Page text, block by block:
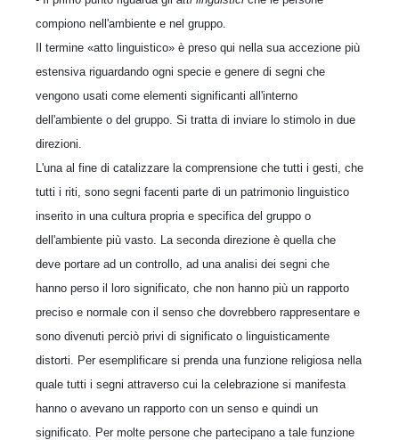
compiono nell'ambiente e nel gruppo.
Il termine «atto linguistico» è preso qui nella sua accezione più
estensiva riguardando ogni specie e genere di segni che
vengono usati come elementi significanti all'interno
dell'ambiente o del gruppo. Si tratta di inviare lo stimolo in due
direzioni.
L'una al fine di catalizzare la comprensione che tutti i gesti, che
tutti i riti, sono segni facenti parte di un patrimonio linguistico
inserito in una cultura propria e specifica del gruppo o
dell'ambiente più vasto. La seconda direzione è quella che
deve portare ad un controllo, ad una analisi dei segni che
hanno perso il loro significato, che non hanno più un rapporto
preciso e normale con il senso che dovrebbero rappresentare e
sono divenuti perciò privi di significato o linguisticamente
distorti. Per esemplificare si prenda una funzione religiosa nella
quale tutti i segni attraverso cui la celebrazione si manifesta
hanno o avevano un rapporto con un senso e quindi un
significato. Per molte persone che partecipano a tale funzione